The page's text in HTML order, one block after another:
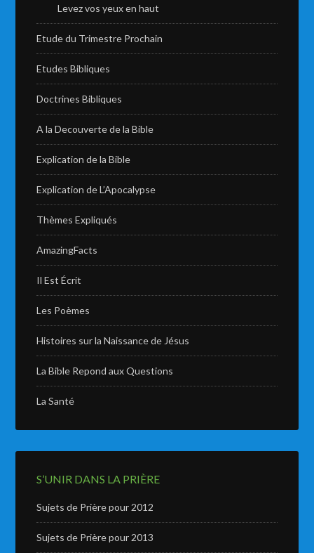
Levez vos yeux en haut
Etude du Trimestre Prochain
Etudes Bibliques
Doctrines Bibliques
A la Decouverte de la Bible
Explication de la Bible
Explication de L’Apocalypse
Thèmes Expliqués
AmazingFacts
Il Est Écrit
Les Poèmes
Histoires sur la Naissance de Jésus
La Bible Repond aux Questions
La Santé
S’UNIR DANS LA PRIÈRE
Sujets de Prière pour 2012
Sujets de Prière pour 2013